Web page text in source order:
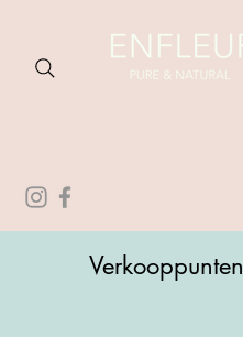
Verkooppunten